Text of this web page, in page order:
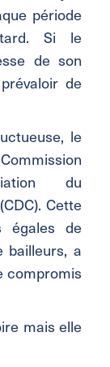
période
Si le
de son
de
le
du
Cette
égales de
bailleurs, a
compromis
mais elle